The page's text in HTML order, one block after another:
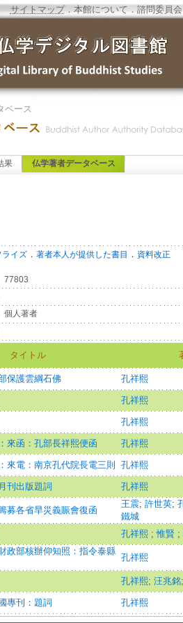
サイトマップ．本館について．諮問委員会
ベース
果 仏学著者データベース
イズ． 著者本人が提供した書目 ． 資料改正
77803
個人著者
タイトル
保護雲綱石佛
孔祥熙
孔祥熙
孔祥熙
來函：孔部長祥熙便函 孔祥熙
來電：南京孔代院長電三則 孔祥熙
刊出版題詞 孔祥熙
募各省旱災義賑會復函
王震; 許世英;
鐵城
孔祥熙 ;惟賢 ;
政部核辦仰知照：指令泰縣
孔祥熙
孔祥熙; 汪兆銘;
專刊：題詞 孔祥熙